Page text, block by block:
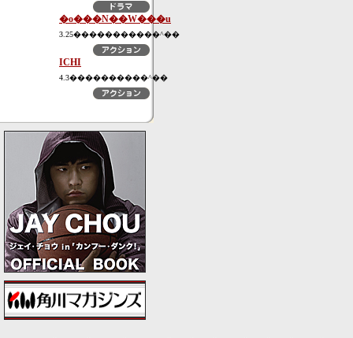
�o���N��W���u
3.25�����������^��
ICHI
4.3����������^��